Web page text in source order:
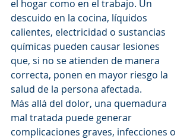
el hogar como en el trabajo. Un
descuido en la cocina, líquidos
calientes, electricidad o sustancias
químicas pueden causar lesiones
que, si no se atienden de manera
correcta, ponen en mayor riesgo la
salud de la persona afectada.
Más allá del dolor, una quemadura
mal tratada puede generar
complicaciones graves, infecciones o